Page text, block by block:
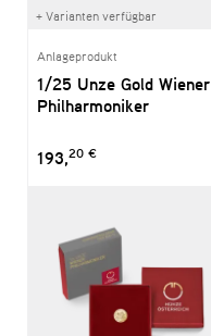
+ Varianten verfügbar
Anlageprodukt
1/25 Unze Gold Wiener
Philharmoniker
193,20 €